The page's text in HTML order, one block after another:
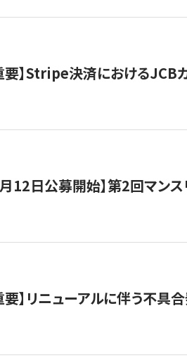
要】Stripe決済における
月12日公募開始】第2回マン
要】リニューアルに伴う不具